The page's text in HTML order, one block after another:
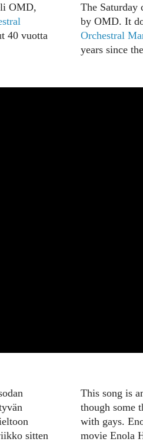
OMD,
40 vuotta
The Saturday
by OMD. It
Orchestral
years since
sitten
This song is
though some
with gays.
movie Enola